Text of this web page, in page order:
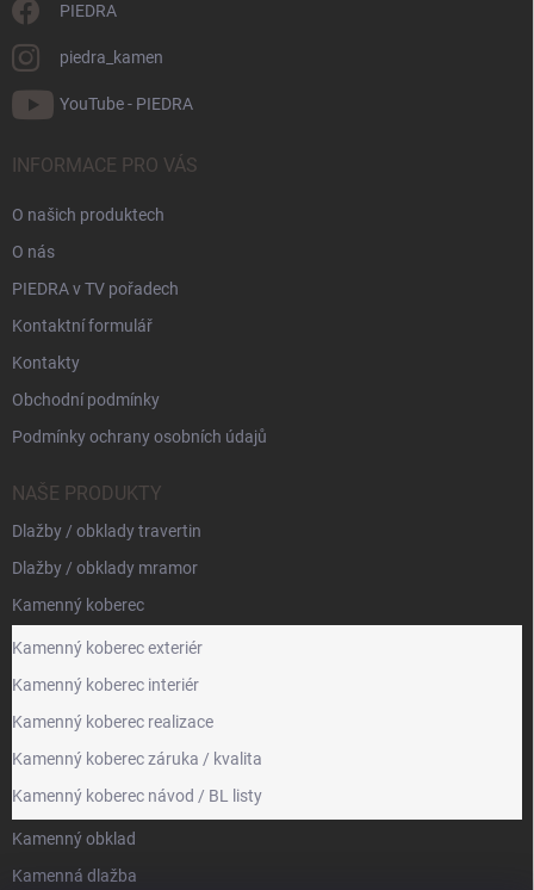
PIEDRA
piedra_kamen
YouTube - PIEDRA
INFORMACE PRO VÁS
O našich produktech
O nás
PIEDRA v TV pořadech
Kontaktní formulář
Kontakty
Obchodní podmínky
Podmínky ochrany osobních údajů
NAŠE PRODUKTY
Dlažby / obklady travertin
Dlažby / obklady mramor
Kamenný koberec
Kamenný koberec exteriér
Kamenný koberec interiér
Kamenný koberec realizace
Kamenný koberec záruka / kvalita
Kamenný koberec návod / BL listy
Kamenný obklad
Kamenná dlažba